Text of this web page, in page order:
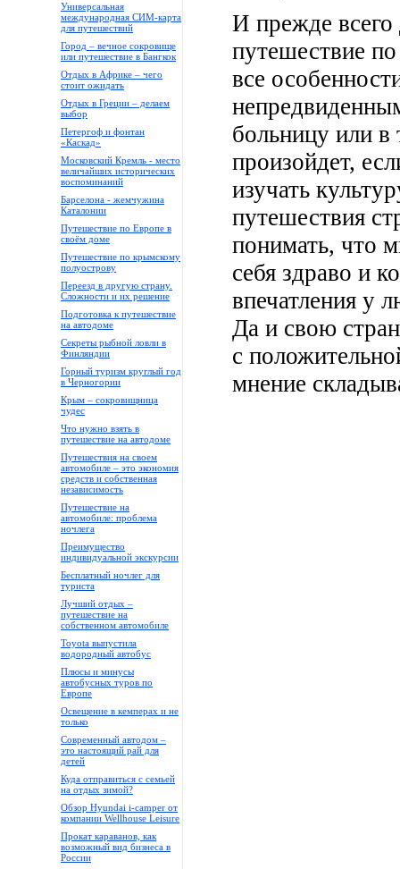
Универсальная
международная СИМ-карта
для путешествий
Город – вечное сокровище
или путешествие в Бангкок
Отдых в Африке – чего
стоит ожидать
Отдых в Греции – делаем
выбор
Петергоф и фонтан
«Каскад»
Московский Кремль - место
величайших исторических
воспоминаний
Барселона - жемчужина
Каталонии
Путешествие по Европе в
своём доме
Путешествие по крымскому
полуострову
Переезд в другую страну.
Сложности и их решение
Подготовка к путешествие
на автодоме
Секреты рыбной ловли в
Финляндии
Горный туризм круглый год
в Черногории
Крым – сокровищница
чудес
Что нужно взять в
путешествие на автодоме
Путешествия на своем
автомобиле – это экономия
средств и собственная
независимость
Путешествие на
автомобиле: проблема
ночлега
Преимущество
индивидуальной экскурсии
Бесплатный ночлег для
туриста
Лучший отдых –
путешествие на
собственном автомобиле
Toyota выпустила
водородный автобус
Плюсы и минусы
автобусных туров по
Европе
Освещение в кемперах и не
только
Современный автодом –
это настоящий рай для
детей
Куда отправиться с семьей
на отдых зимой?
Обзор Hyundai i-camper от
компании Wellhouse Leisure
Прокат караванов, как
возможный вид бизнеса в
России
И прежде всего
путешествие
все
больницу или
произойдет,
изучать
путешествия
понимать, что
себя здраво и
впечатления у
Да и свою
с
мнение